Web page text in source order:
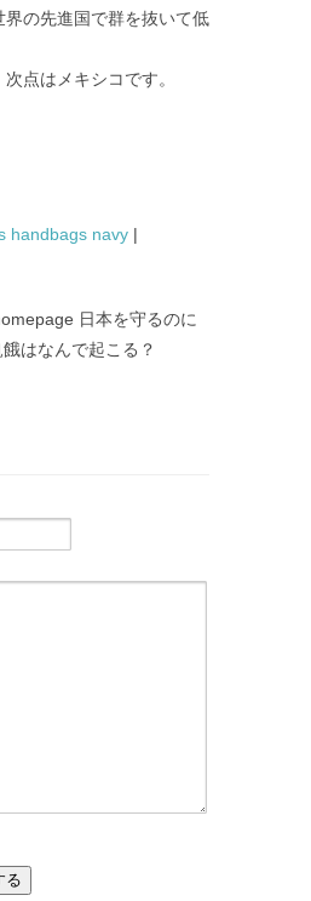
界の先進国で群を抜いて低
点はメキシコです。
handbags navy |
日本を守るのに
はなんで起こる？